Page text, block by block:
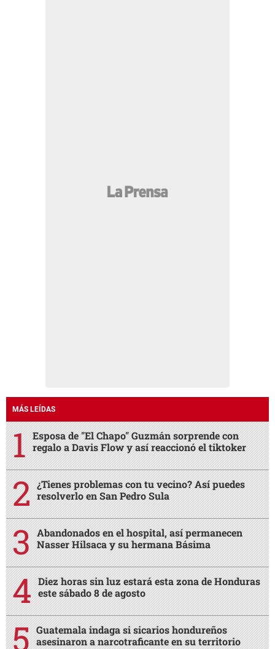
MÁS LEÍDAS
Esposa de "El Chapo" Guzmán sorprende con
regalo a Davis Flow y así reaccionó el tiktoker
¿Tienes problemas con tu vecino? Así puedes
resolverlo en San Pedro Sula
Abandonados en el hospital, así permanecen
Nasser Hilsaca y su hermana Básima
Diez horas sin luz estará esta zona de Honduras
este sábado 8 de agosto
Guatemala indaga si sicarios hondureños
asesinaron a narcotraficante en su territorio